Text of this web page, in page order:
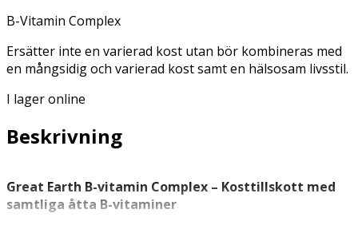
B-Vitamin Complex
Ersätter inte en varierad kost utan bör kombineras med
en mångsidig och varierad kost samt en hälsosam livsstil.
I lager online
Beskrivning
Great Earth B-vitamin Complex – Kosttillskott med
samtliga åtta B-vitaminer